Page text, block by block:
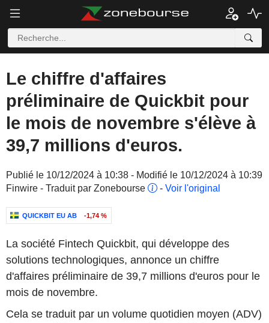
Le chiffre d'affaires
préliminaire de Quickbit pour
le mois de novembre s'élève à
39,7 millions d'euros.
Publié le 10/12/2024 à 10:38 - Modifié le 10/12/2024 à 10:39
Finwire - Traduit par Zonebourse
- Voir l'original
QUICKBIT EU AB -1,74 %
La société Fintech Quickbit, qui développe des
solutions technologiques, annonce un chiffre
d'affaires préliminaire de 39,7 millions d'euros pour le
mois de novembre.
Cela se traduit par un volume quotidien moyen (ADV)